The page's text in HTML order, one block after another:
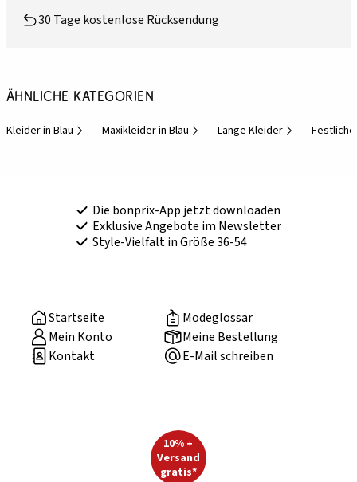
30 Tage kostenlose Rücksendung
Ähnliche Kategorien
Kleider in Blau Maxikleider in Blau Lange Kleider
Die bonprix-App jetzt downloaden
Exklusive Angebote im Newsletter
Style-Vielfalt in Größe 36-54
Startseite
Modeglossar
Mein Konto
Meine Bestellung
Kontakt
E-Mail schreiben
10% +
Versand
gratis*